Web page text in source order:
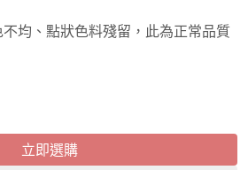
不均、點狀色料殘留，此為正常品質
立即選購